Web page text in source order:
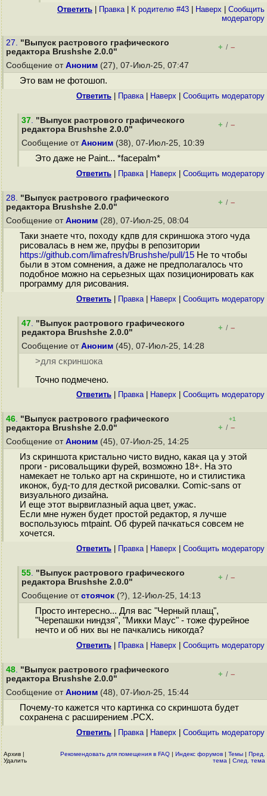
Ответить Правка| К родителю #43 Наверх
Cообщить
модератору
27. "Выпуск растрового графического
редактора Brushshe 2.0.0"
+ / –
Сообщение от Аноним (27), 07-Июл-25, 07:47
Это вам не фотошоп.
Ответить Правка| Наверх Cообщить модератору
37. "Выпуск растрового графического
редактора Brushshe 2.0.0"
+ / –
Сообщение от Аноним (38), 07-Июл-25, 10:39
Это даже не Paint... *facepalm*
Ответить Правка| Наверх Cообщить модератору
28. "Выпуск растрового графического
редактора Brushshe 2.0.0"
+ / –
Сообщение от Аноним (28), 07-Июл-25, 08:04
Таки знаете что, походу кдпв для скриншока этого чуда
рисовалась в нем же, пруфы в репозитории
https://github.com/limafresh/Brushshe/pull/15Не то чтобы
были в этом сомнения, а даже не предполагалось что
подобное можно на серьезных щах позиционировать как
программу для рисования.
Ответить Правка| Наверх Cообщить модератору
47. "Выпуск растрового графического
редактора Brushshe 2.0.0"
+ / –
Сообщение от Аноним (45), 07-Июл-25, 14:28
>для скриншока
Точно подмечено.
Ответить Правка| Наверх Cообщить модератору
46. "Выпуск растрового графического
редактора Brushshe 2.0.0"
+1
+ / –
Сообщение от Аноним (45), 07-Июл-25, 14:25
Из скриншота кристально чисто видно, какая ца у этой
проги - рисовальщики фурей, возможно 18+. На это
намекает не только арт на скриншоте, но и стилистика
иконок, буд-то для десткой рисовалки. Comic-sans от
визуального дизайна.
И еще этот вырвиглазный aqua цвет, ужас.
Если мне нужен будет простой редактор, я лучше
воспользуюсь mtpaint. Об фурей пачкаться совсем не
хочется.
Ответить Правка| Наверх Cообщить модератору
55. "Выпуск растрового графического
редактора Brushshe 2.0.0"
+ / –
Сообщение от стоячок (?), 12-Июл-25, 14:13
Просто интересно... Для вас "Черный плащ",
"Черепашки ниндзя", "Микки Маус" - тоже фурейное
нечто и об них вы не пачкались никогда?
Ответить Правка| Наверх Cообщить модератору
48. "Выпуск растрового графического
редактора Brushshe 2.0.0"
+ / –
Сообщение от Аноним (48), 07-Июл-25, 15:44
Почему-то кажется что картинка со скриншота будет
сохранена с расширением .PCX.
Ответить Правка| Наверх Cообщить модератору
Архив |
Удалить
Рекомендовать для помещения в FAQ | Индекс форумов | Темы | Пред.
тема | След. тема